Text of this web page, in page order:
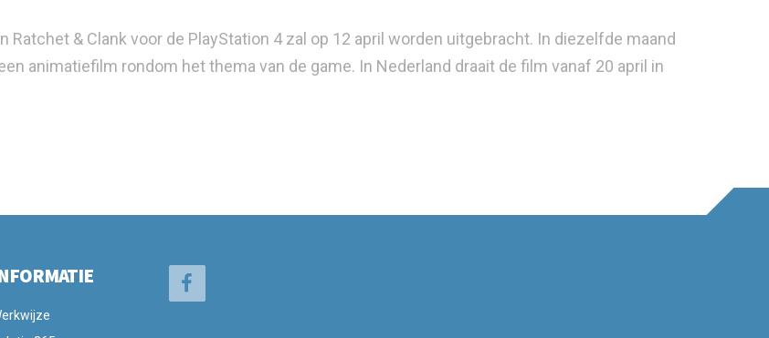
Ratchet & Clank voor de PlayStation 4 zal op 12 april worden uitgebracht. In diezelfde maand
animatiefilm rondom het thema van de game. In Nederland draait de film vanaf 20 april in